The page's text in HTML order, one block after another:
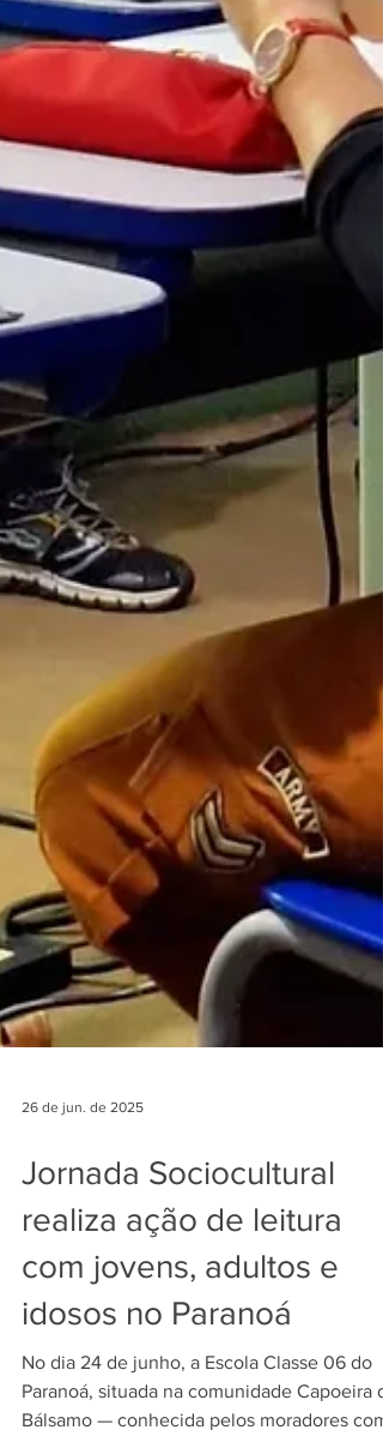
Jornada Sociocultural
realiza ação de leitura
com jovens, adultos e
No dia 24 de junho, a Escola Classe 06 do
Paranoá, situada na comunidade Capoeira